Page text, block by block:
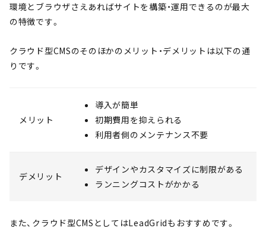
環境とブラウザさえあればサイトを構築・運用できるのが最大
の特徴です。
クラウド型CMSのそのほかのメリット・デメリットは以下の通
りです。
メリット
導入が簡単
初期費用を抑えられる
利用者側のメンテナンス不要
デメリット
デザインやカスタマイズに制限がある
ランニングコストがかかる
また、クラウド型CMSとしてはLeadGridもおすすめです。